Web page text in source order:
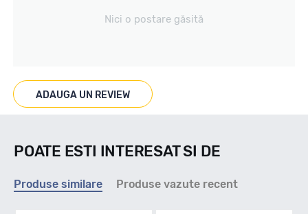
Marcat M+S
Indice viteza
Nici o postare găsită
ADAUGA UN REVIEW
POATE ESTI INTERESAT SI DE
Produse similare Produse vazute recent